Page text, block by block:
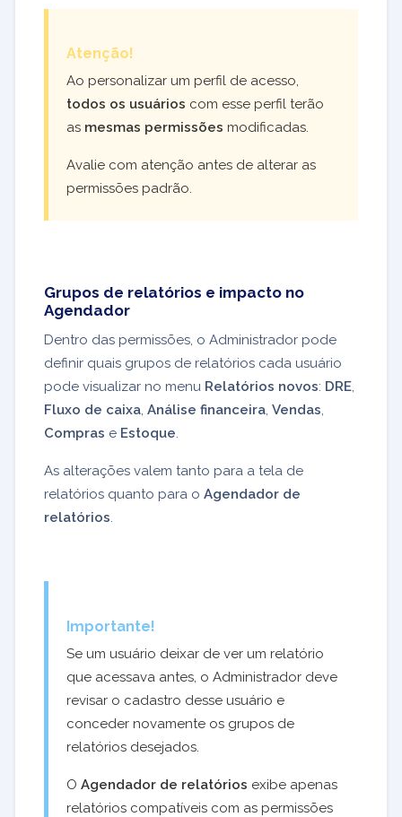
Atenção!
Ao personalizar um perfil de acesso,
todos os usuários com esse perfil terão
as mesmas permissões modificadas.
Avalie com atenção antes de alterar as
permissões padrão.
Grupos de relatórios e impacto no
Agendador
Dentro das permissões, o Administrador pode
definir quais grupos de relatórios cada usuário
pode visualizar no menu Relatórios novos: DRE,
Fluxo de caixa, Análise financeira, Vendas,
Compras e Estoque.
As alterações valem tanto para a tela de
relatórios quanto para o Agendador de
relatórios.
Importante!
Se um usuário deixar de ver um relatório
que acessava antes, o Administrador deve
revisar o cadastro desse usuário e
conceder novamente os grupos de
relatórios desejados.
O Agendador de relatórios exibe apenas
relatórios compatíveis com as permissões